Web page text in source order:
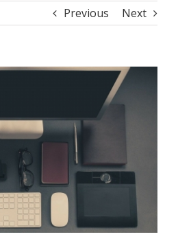
Previous Next